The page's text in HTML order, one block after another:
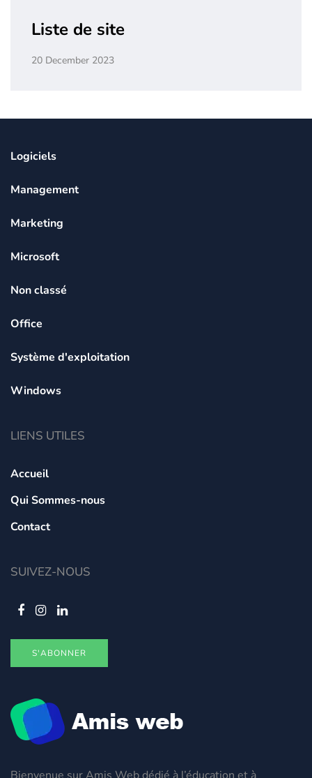
Liste de site
20 December 2023
Bienvenue sur Amis Web dédié à l’éducation et à
Logiciels
Management
Marketing
Microsoft
Non classé
Office
Système d'exploitation
Windows
LIENS UTILES
Accueil
Qui Sommes-nous
Contact
SUIVEZ-NOUS
S'ABONNER